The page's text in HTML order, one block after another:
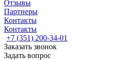
Отзывы
Партнеры
Контакты
Контакты
+7 (351) 200-34-01
Заказать звонок
Задать вопрос